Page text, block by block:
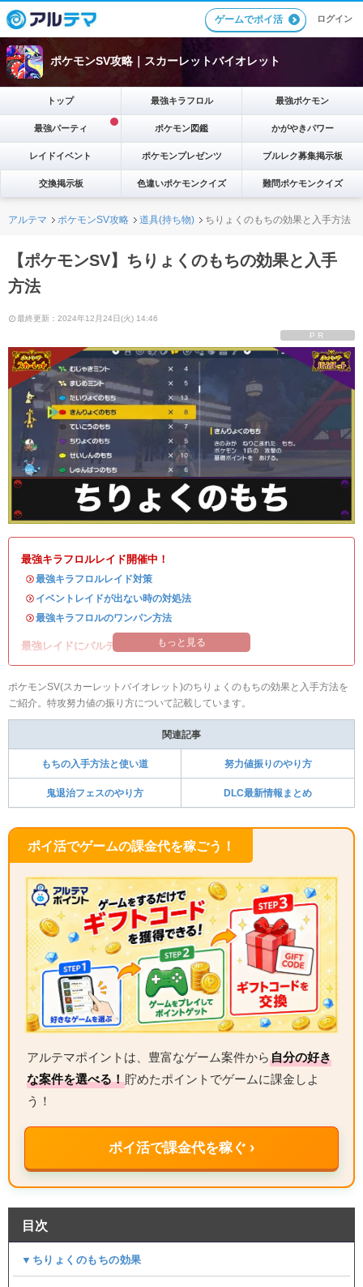
ゲームでポイ活 ログイン
ポケモンSV攻略｜スカーレットバイオレット
トップ 最強キラフロル 最強ポケモン
最強パーティ ポケモン図鑑 かがやきパワー
レイドイベント ポケモンプレゼンツ ブルレク募集掲示板
交換掲示板 色違いポケモンクイズ 難問ポケモンクイズ
アルテマ ポケモンSV攻略 道具(持ち物) ちりょくのもちの効果と入手方法
【ポケモンSV】ちりょくのもちの効果と入手
方法
最終更新：2024年12月24日(火) 14:46
PR
最強キラフロルレイド開催中！
・最強キラフロルレイド対策
・ イベントレイドが出ない時の対処法
・最強キラフロルのワンパン方法
最強レイドにパルデアの強力なポケモンが登場！
もっと見る
ポケモンSV(スカーレットバイオレット)のちりょくのもちの効果と入手方法を
ご紹介。特攻努力値の振り方について記載しています。
関連記事
もちの入手方法と使い道 努力値振りのやり方
鬼退治フェスのやり方 DLC最新情報まとめ
ポイ活でゲームの課金代を稼ごう！
アルテマポイントは、豊富なゲーム案件から自分の好き
な案件を選べる！貯めたポイントでゲームに課金しよ
う！
ポイ活で課金代を稼ぐ ›
目次
▼ちりょくのもちの効果